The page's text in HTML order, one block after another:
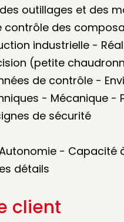
outillages et des
contrôle des
industrielle -
(petite
de contrôle -
- Mécanique -
de sécurité
- Capacité
détails
client